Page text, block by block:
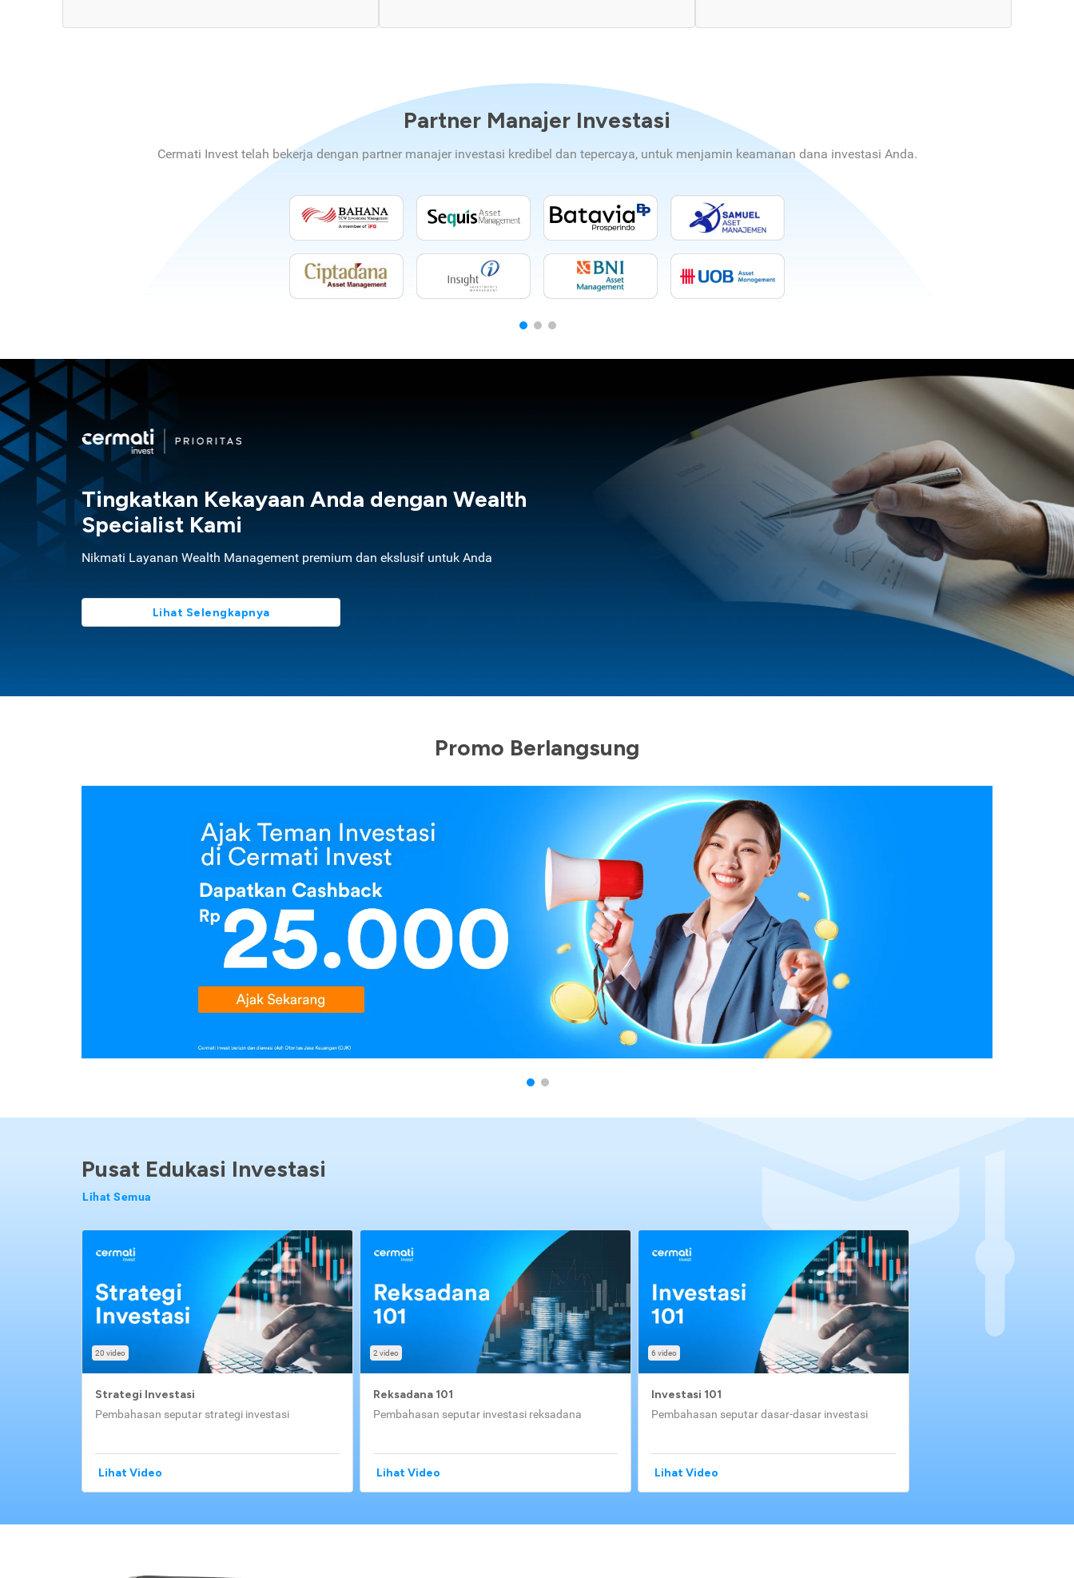
Partner Manajer Investasi
Cermati Invest telah bekerja dengan partner manajer investasi kredibel dan tepercaya, untuk menjamin keamanan dana investasi Anda.
Tingkatkan Kekayaan Anda dengan Wealth
Specialist Kami
Nikmati Layanan Wealth Management premium dan ekslusif untuk Anda
Lihat Selengkapnya
Promo Berlangsung
Pusat Edukasi Investasi
Lihat Semua
20 video
Strategi Investasi
Pembahasan seputar strategi investasi
Lihat Video
2 video
Reksadana 101
Pembahasan seputar investasi reksadana
Lihat Video
6 video
Investasi 101
Pembahasan seputar dasar-dasar investasi
Lihat Video